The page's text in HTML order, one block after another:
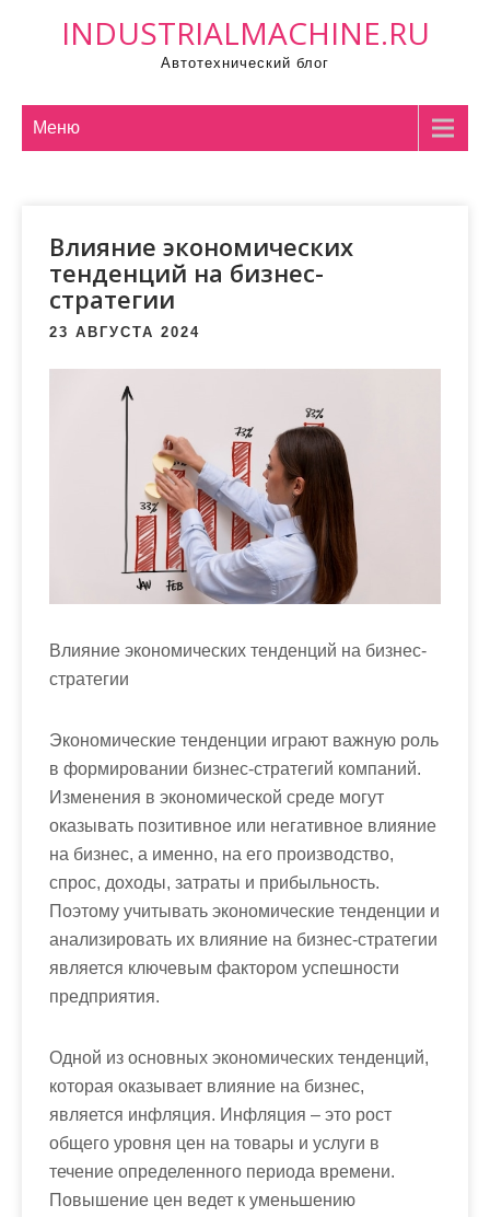
INDUSTRIALMACHINE.RU
Автотехнический блог
Меню
Влияние экономических
тенденций на бизнес-
стратегии
23 АВГУСТА 2024
Влияние экономических тенденций на бизнес-
стратегии
Экономические тенденции играют важную роль
в формировании бизнес-стратегий компаний.
Изменения в экономической среде могут
оказывать позитивное или негативное влияние
на бизнес, а именно, на его производство,
спрос, доходы, затраты и прибыльность.
Поэтому учитывать экономические тенденции и
анализировать их влияние на бизнес-стратегии
является ключевым фактором успешности
предприятия.
Одной из основных экономических тенденций,
которая оказывает влияние на бизнес,
является инфляция. Инфляция – это рост
общего уровня цен на товары и услуги в
течение определенного периода времени.
Повышение цен ведет к уменьшению